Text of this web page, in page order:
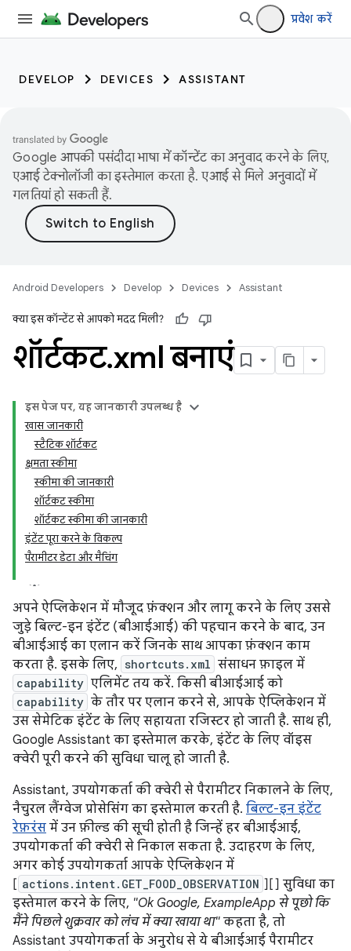
प्रवेश करें
DEVELOP DEVICES ASSISTANT
Google आपकी पसंदीदा भाषा में कॉन्टेंट का अनुवाद करने के लिए,
एआई टेक्नोलॉजी का इस्तेमाल करता है. एआई से मिले अनुवादों में
गलतियां हो सकती हैं.
Android Developers Develop Devices Assistant
क्या इस कॉन्टेंट से आपको मदद मिली?
शॉर्टकट.xml बनाएं
इस पेज पर, यह जानकारी उपलब्ध है
खास जानकारी
स्टैटिक शॉर्टकट
क्षमता स्कीमा
स्कीमा की जानकारी
शॉर्टकट स्कीमा
शॉर्टकट स्कीमा की जानकारी
इंटेंट पूरा करने के विकल्प
पैरामीटर डेटा और मैचिंग
अपने ऐप्लिकेशन में मौजूद फ़ंक्शन और लागू करने के लिए उससे
जुड़े बिल्ट-इन इंटेंट (बीआईआई) की पहचान करने के बाद, उन
बीआईआई का एलान करें जिनके साथ आपका फ़ंक्शन काम
करता है. इसके लिए, shortcuts.xml संसाधन फ़ाइल में
capability एलिमेंट तय करें. किसी बीआईआई को
capability के तौर पर एलान करने से, आपके ऐप्लिकेशन में
उस सेमेटिक इंटेंट के लिए सहायता रजिस्टर हो जाती है. साथ ही,
Google Assistant का इस्तेमाल करके, इंटेंट के लिए वॉइस
क्वेरी पूरी करने की सुविधा चालू हो जाती है.
Assistant, उपयोगकर्ता की क्वेरी से पैरामीटर निकालने के लिए,
नैचुरल लैंग्वेज प्रोसेसिंग का इस्तेमाल करती है. बिल्ट-इन इंटेंट
रेफ़रंस में उन फ़ील्ड की सूची होती है जिन्हें हर बीआईआई,
उपयोगकर्ता की क्वेरी से निकाल सकता है. उदाहरण के लिए,
अगर कोई उपयोगकर्ता आपके ऐप्लिकेशन में
[ actions.intent.GET_FOOD_OBSERVATION ][] सुविधा का
इस्तेमाल करने के लिए, "Ok Google, ExampleApp से पूछो कि
मैंने पिछले शुक्रवार को लंच में क्या खाया था" कहता है, तो
Assistant उपयोगकर्ता के अनुरोध से ये बीआईआई पैरामीटर